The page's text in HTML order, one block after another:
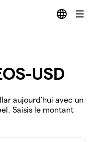
USD
aujourd'hui avec un
Saisis le montant